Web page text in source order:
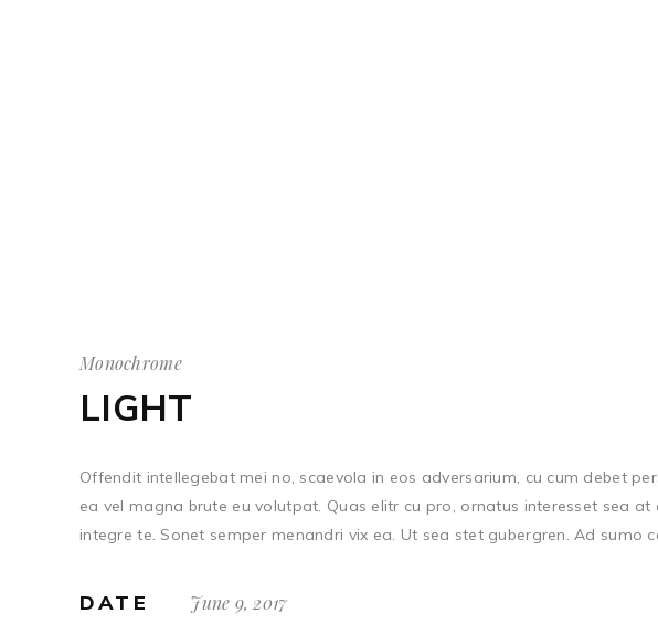
Monochrome
LIGHT
Offendit intellegebat mei no, scaevola in eos adversarium, cu cum debet
ea vel magna brute eu volutpat. Quas elitr cu pro, ornatus interesset sea
integre te. Sonet semper menandri vix ea. Ut sea stet gubergren. Ad sumo
DATE June 9, 2017
NAVIGATION